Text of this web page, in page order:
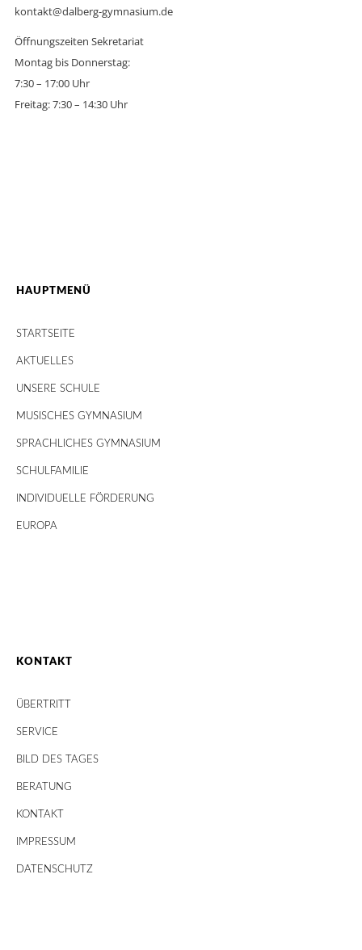
kontakt@dalberg-gymnasium.de
Öffnungszeiten Sekretariat
Montag bis Donnerstag:
7:30 – 17:00 Uhr
Freitag: 7:30 – 14:30 Uhr
HAUPTMENÜ
STARTSEITE
AKTUELLES
UNSERE SCHULE
MUSISCHES GYMNASIUM
SPRACHLICHES GYMNASIUM
SCHULFAMILIE
INDIVIDUELLE FÖRDERUNG
EUROPA
KONTAKT
ÜBERTRITT
SERVICE
BILD DES TAGES
BERATUNG
KONTAKT
IMPRESSUM
DATENSCHUTZ